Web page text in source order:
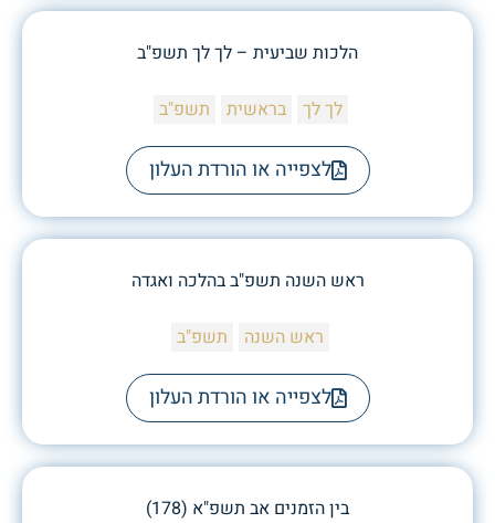
הלכות שביעית – לך לך תשפ"ב
לך לך בראשית תשפ"ב
לצפייה או הורדת העלון
ראש השנה תשפ"ב בהלכה ואגדה
ראש השנה תשפ"ב
לצפייה או הורדת העלון
בין הזמנים אב תשפ"א (178)